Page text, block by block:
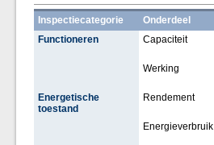
Inspectiecategorie Onderdeel
Functioneren
Capaciteit
Werking
Energetische
toestand
Rendement
Energieverbruik